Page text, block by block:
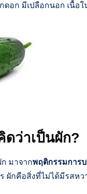
ดอก มีเปลือกนอก เนื้อ
ดว่าเป็นผัก?
ก มาจากพฤติกรรมการ
ผักคือสิ่งที่ไม่ได้มีรสห